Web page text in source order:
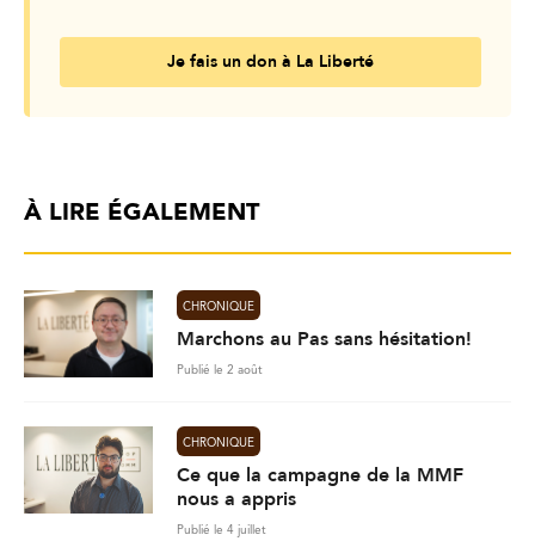
Je fais un don à La Liberté
À LIRE ÉGALEMENT
CHRONIQUE
Marchons au Pas sans hésitation!
Publié le 2 août
CHRONIQUE
Ce que la campagne de la MMF
nous a appris
Publié le 4 juillet